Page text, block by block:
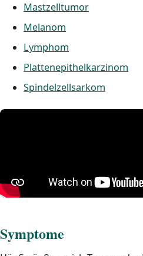
Mastzelltumor
Melanom
Lymphom
Plattenepithelkarzinom
Spindelzellsarkom
Symptome